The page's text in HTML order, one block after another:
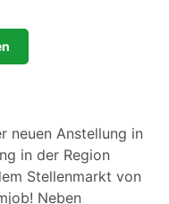
neuen Anstellung in
in der Region
Stellenmarkt von
Neben